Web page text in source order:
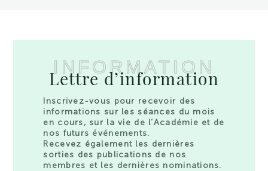
INFORMATION
Lettre d’information
Inscrivez-vous pour recevoir des
informations sur les séances du mois
en cours, sur la vie de l’Académie et de
nos futurs événements.
Recevez également les dernières
sorties des publications de nos
membres et les dernières nominations.